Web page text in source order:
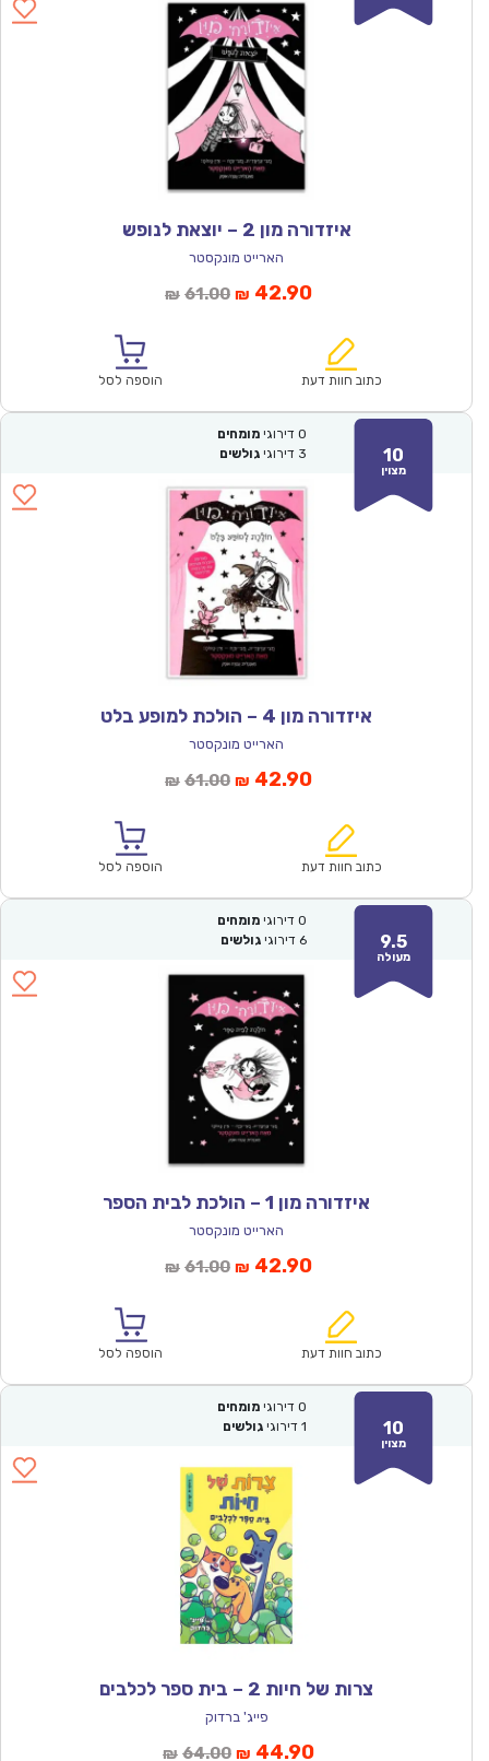
איזדורה מון 2 – יוצאת לנופש
הארייט מונקסטר
₪ 61.00המחיר
₪61.00.
₪ 42.90המחיר
הוא:
כתוב חוות דעת הוספה לסל
10
מצוין
0 דירוגי מומחים
3 דירוגי גולשים
איזדורה מון 4 – הולכת למופע בלט
הארייט מונקסטר
₪ 61.00המחיר
₪61.00.
₪ 42.90המחיר
הוא:
כתוב חוות דעת הוספה לסל
9.5
מעולה
0 דירוגי מומחים
6 דירוגי גולשים
איזדורה מון 1 – הולכת לבית הספר
הארייט מונקסטר
₪ 61.00המחיר
₪61.00.
₪ 42.90המחיר
הוא:
כתוב חוות דעת הוספה לסל
10
מצוין
0 דירוגי מומחים
1 דירוגי גולשים
צרות של חיות 2 – בית ספר לכלבים
פייג' ברדוק
₪ 64.00המחיר
₪ 44.90המחיר